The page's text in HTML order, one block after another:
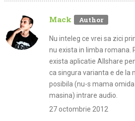
Mack
Nu inteleg ce vrei sa zici
nu exista in limba romana.
exista aplicatie Allshare
ca singura varianta e de la
posibila (nu-s mama
masina) intrare audio.
27 octombrie 2012